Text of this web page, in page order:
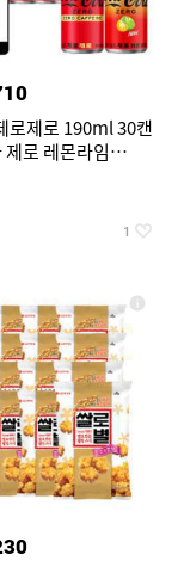
로제로 190ml 30캔
로 레몬라임
1